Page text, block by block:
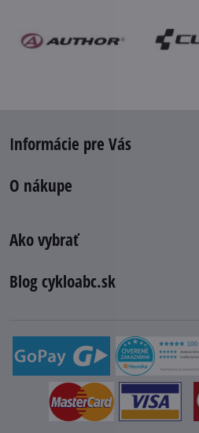
Informácie pre Vás
O nákupe
Ako vybrať
Blog cykloabc.sk